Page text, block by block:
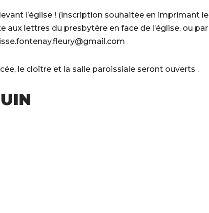
l’église ! (inscription souhaitée en imprimant le
lettres du presbytère en face de l’église, ou par
le cloître et la salle paroissiale seront ouverts .